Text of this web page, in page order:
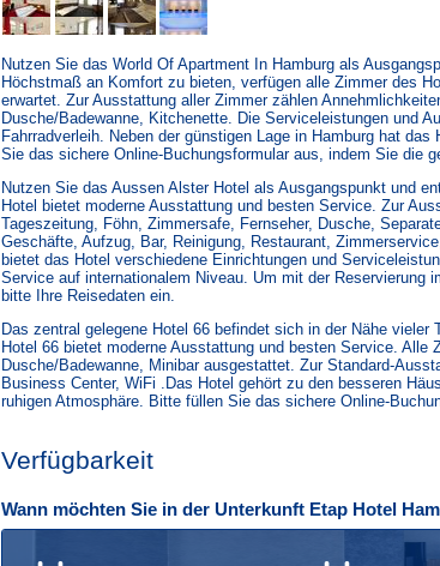
Nutzen Sie das World Of Apartment In Hamburg als
Höchstmaß an Komfort zu bieten, verfügen alle Zimmer des
erwartet. Zur Ausstattung aller Zimmer zählen
Dusche/Badewanne, Kitchenette. Die Serviceleistungen und
Fahrradverleih. Neben der günstigen Lage in Hamburg hat
Sie das sichere Online-Buchungsformular aus, indem Sie die
Nutzen Sie das Aussen Alster Hotel als Ausgangspunkt und
Hotel bietet moderne Ausstattung und besten Service. Zur
Tageszeitung, Föhn, Zimmersafe, Fernseher, Dusche,
Geschäfte, Aufzug, Bar, Reinigung, Restaurant,
bietet das Hotel verschiedene Einrichtungen und
Service auf internationalem Niveau. Um mit der Reservierung
bitte Ihre Reisedaten ein.
Das zentral gelegene Hotel 66 befindet sich in der Nähe
Hotel 66 bietet moderne Ausstattung und besten Service.
Dusche/Badewanne, Minibar ausgestattet. Zur Standard-
Business Center, WiFi .Das Hotel gehört zu den besseren
ruhigen Atmosphäre. Bitte füllen Sie das sichere Online-
Verfügbarkeit
Wann möchten Sie in der Unterkunft Etap Hotel